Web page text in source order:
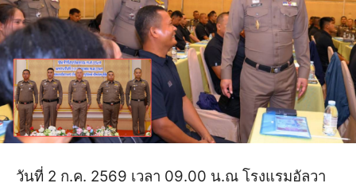
วันที่ 2 ก.ค. 2569 เวลา 09.00 น.ณ โรงแรมอัลวา